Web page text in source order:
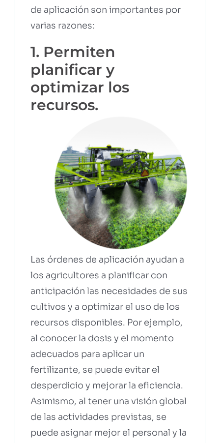
de aplicación son importantes por
varias razones:
1. Permiten
planificar y
optimizar los
recursos.
Las órdenes de aplicación ayudan a
los agricultores a planificar con
anticipación las necesidades de sus
cultivos y a optimizar el uso de los
recursos disponibles. Por ejemplo,
al conocer la dosis y el momento
adecuados para aplicar un
fertilizante, se puede evitar el
desperdicio y mejorar la eficiencia.
Asimismo, al tener una visión global
de las actividades previstas, se
puede asignar mejor el personal y la